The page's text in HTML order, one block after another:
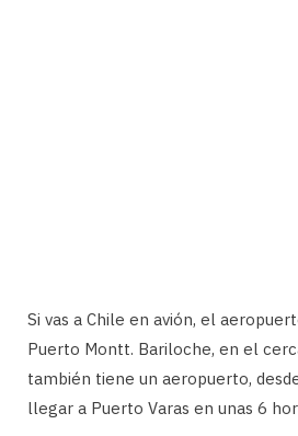
Si vas a Chile en avión, el
Puerto Montt. Bariloche, en el
también tiene un aeropuerto,
llegar a Puerto Varas en unas 6